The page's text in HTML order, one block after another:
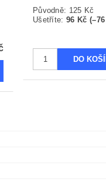
Původně: 125 Kč
Ušetříte:96 Kč